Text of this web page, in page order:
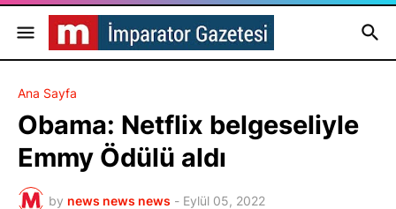
Ana Sayfa
Obama: Netflix belgeseliyle
Emmy Ödülü aldı
by news news news - Eylül 05, 2022